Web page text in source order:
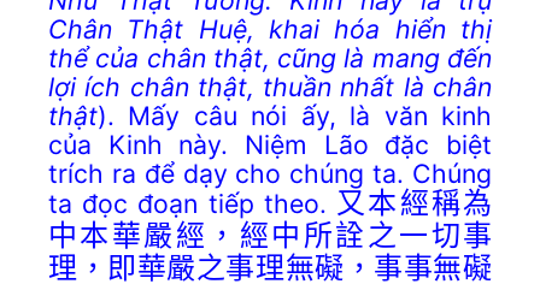
Chân Thật Huệ, khai hóa hiển thị
thể của chân thật, cũng là mang đến
lợi ích chân thật, thuần nhất là chân
thật). Mấy câu nói ấy, là văn kinh
của Kinh này. Niệm Lão đặc biệt
trích ra để dạy cho chúng ta. Chúng
ta đọc đoạn tiếp theo. 又本經稱為
中本華嚴經，經中所詮之一切事
理，即華嚴之事理無礙，事事無礙